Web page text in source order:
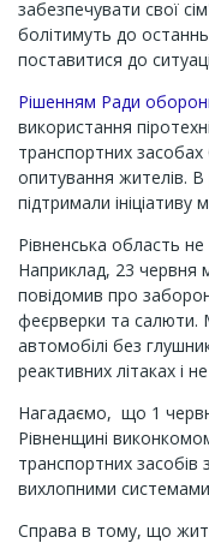
забезпечувати свої
болітимуть до
поставитися до
Рішенням Ради
використання
транспортних засобах
опитування жителів. В
підтримали ініціативу
Рівненська область
Наприклад, 23 червня
повідомив про
феєрверки та салюти.
автомобілі без
реактивних літаках і
Нагадаємо, що 1
Рівненщині
транспортних
вихлопними
Справа в тому, що